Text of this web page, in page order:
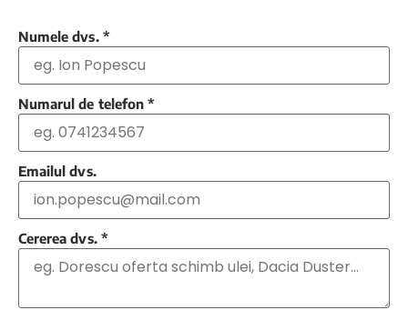
Numele dvs. *
Numarul de telefon *
Emailul dvs.
Cererea dvs. *